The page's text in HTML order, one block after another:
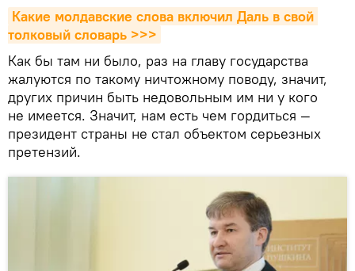
Какие молдавские слова включил Даль в свой
толковый словарь >>>
Как бы там ни было, раз на главу государства
жалуются по такому ничтожному поводу, значит,
других причин быть недовольным им ни у кого
не имеется. Значит, нам есть чем гордиться —
президент страны не стал объектом серьезных
претензий.